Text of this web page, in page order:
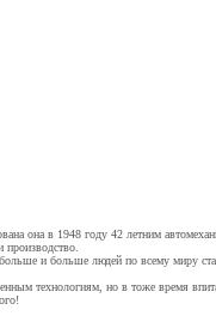
она в 1948 году 42 летним
и больше людей по всему миру
технологиям, но в тоже время